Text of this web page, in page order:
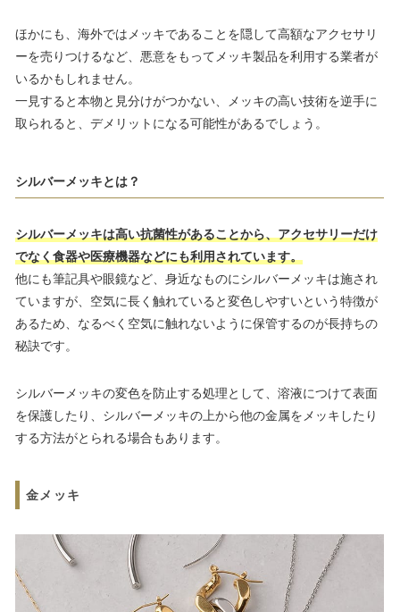
ほかにも、海外ではメッキであることを隠して高額なアクセサリ
ーを売りつけるなど、悪意をもってメッキ製品を利用する業者が
いるかもしれません。
一見すると本物と見分けがつかない、メッキの高い技術を逆手に
取られると、デメリットになる可能性があるでしょう。
シルバーメッキとは？
シルバーメッキは高い抗菌性があることから、アクセサリーだけ
でなく食器や医療機器などにも利用されています。
他にも筆記具や眼鏡など、身近なものにシルバーメッキは施され
ていますが、空気に長く触れていると変色しやすいという特徴が
あるため、なるべく空気に触れないように保管するのが長持ちの
秘訣です。
シルバーメッキの変色を防止する処理として、溶液につけて表面
を保護したり、シルバーメッキの上から他の金属をメッキしたり
する方法がとられる場合もあります。
金メッキ